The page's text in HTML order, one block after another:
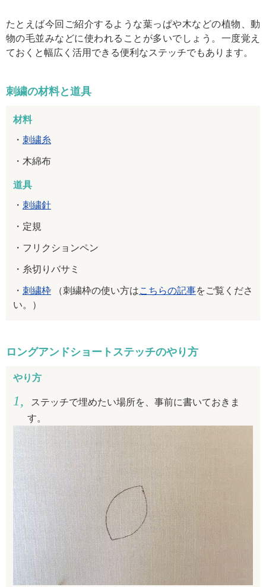
たとえば今回ご紹介するような葉っぱや木などの植物、動
物の毛並みなどに使われることが多いでしょう。一度覚え
ておくと幅広く活用できる便利なステッチでもあります。
刺繍の材料と道具
材料
刺繍糸
木綿布
道具
刺繍針
定規
フリクションペン
糸切りバサミ
刺繍枠 （刺繍枠の使い方はこちらの記事をご覧くださ
い。）
ロングアンドショートステッチのやり方
やり方
ステッチで埋めたい場所を、事前に書いておきま
す。